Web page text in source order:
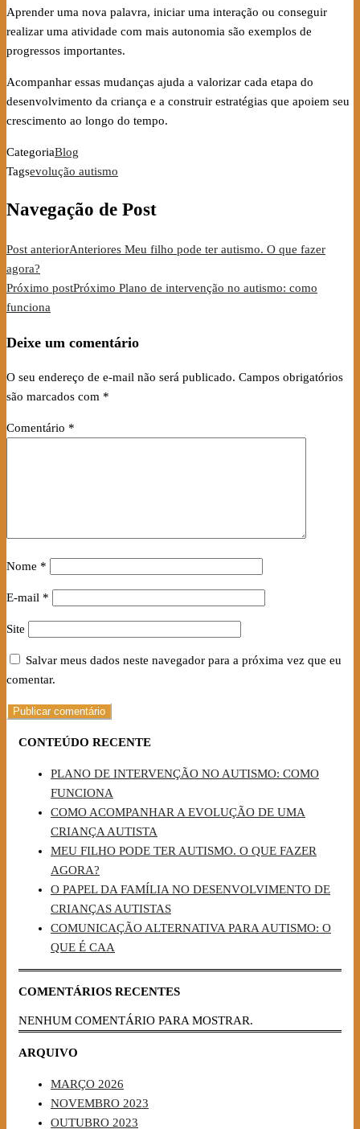
Aprender uma nova palavra, iniciar uma interação ou conseguir
realizar uma atividade com mais autonomia são exemplos de
progressos importantes.
Acompanhar essas mudanças ajuda a valorizar cada etapa do
desenvolvimento da criança e a construir estratégias que apoiem seu
crescimento ao longo do tempo.
CategoriaBlog
Tagsevolução autismo
Navegação de Post
Post anteriorAnteriores Meu filho pode ter autismo. O que fazer
agora?
Próximo postPróximo Plano de intervenção no autismo: como
funciona
Deixe um comentário
O seu endereço de e-mail não será publicado. Campos obrigatórios
são marcados com *
Comentário *
Nome *
E-mail *
Site
Salvar meus dados neste navegador para a próxima vez que eu
comentar.
CONTEÚDO RECENTE
PLANO DE INTERVENÇÃO NO AUTISMO: COMO
FUNCIONA
COMO ACOMPANHAR A EVOLUÇÃO DE UMA
CRIANÇA AUTISTA
MEU FILHO PODE TER AUTISMO. O QUE FAZER
AGORA?
O PAPEL DA FAMÍLIA NO DESENVOLVIMENTO DE
CRIANÇAS AUTISTAS
COMUNICAÇÃO ALTERNATIVA PARA AUTISMO: O
QUE É CAA
COMENTÁRIOS RECENTES
NENHUM COMENTÁRIO PARA MOSTRAR.
ARQUIVO
MARÇO 2026
NOVEMBRO 2023
OUTUBRO 2023